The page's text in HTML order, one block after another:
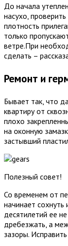
До начала
насухо,
плотность
только
ветре.При
сделать –
Ремонт и
Бывает так, что
квартиру от
плохо
на оконную
застывший
Полезный совет!
Со временем от
начинает сохнуть
десятилетий ее
дребезжать, а
зазоры.